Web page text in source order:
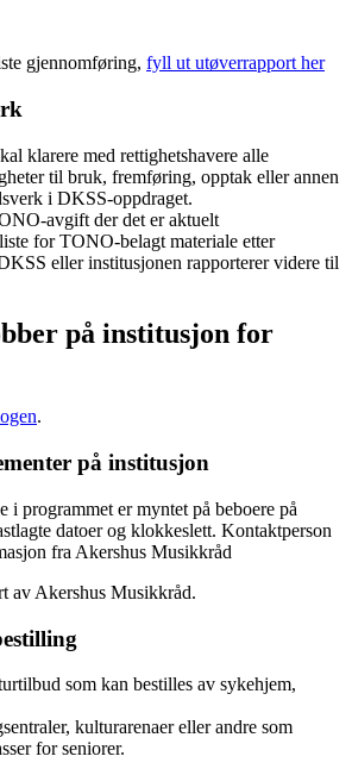
gjennomføring, fyll ut utøverrapport her
klarere med rettighetshavere alle
til bruk, fremføring, opptak eller annen
i DKSS-oppdraget.
avgift der det er aktuelt
for TONO-belagt materiale etter
eller institusjonen rapporterer videre til
på institusjon for
.
på institusjon
i programmet er myntet på beboere på
datoer og klokkeslett. Kontaktperson
fra Akershus Musikkråd
av Akershus Musikkråd.
som kan bestilles av sykehjem,
kulturarenaer eller andre som
for seniorer.